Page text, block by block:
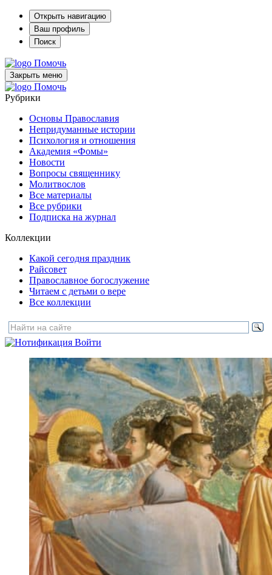
Открыть навигацию
Ваш профиль
Поиск
Помочь
Закрыть меню
Помочь
Рубрики
Основы Православия
Непридуманные истории
Психология и отношения
Академия «Фомы»
Новости
Вопросы священнику
Молитвослов
Все материалы
Все рубрики
Подписка на журнал
Коллекции
Какой сегодня праздник
Райсовет
Православное богослужение
Читаем с детьми о вере
Все коллекции
Войти